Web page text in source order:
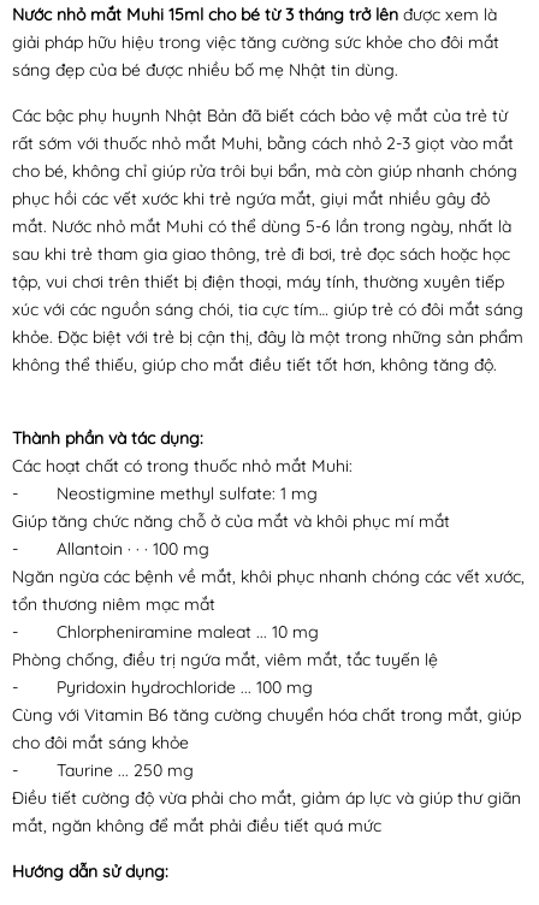
Nước nhỏ mắt Muhi 15ml cho bé từ 3 tháng trở lên được xem là
giải pháp hữu hiệu trong việc tăng cường sức khỏe cho đôi mắt
sáng đẹp của bé được nhiều bố mẹ Nhật tin dùng.
Các bậc phụ huynh Nhật Bản đã biết cách bảo vệ mắt của trẻ từ
rất sớm với thuốc nhỏ mắt Muhi, bằng cách nhỏ 2-3 giọt vào mắt
cho bé, không chỉ giúp rửa trôi bụi bẩn, mà còn giúp nhanh chóng
phục hồi các vết xước khi trẻ ngứa mắt, giụi mắt nhiều gây đỏ
mắt. Nước nhỏ mắt Muhi có thể dùng 5-6 lần trong ngày, nhất là
sau khi trẻ tham gia giao thông, trẻ đi bơi, trẻ đọc sách hoặc học
tập, vui chơi trên thiết bị điện thoại, máy tính, thường xuyên tiếp
xúc với các nguồn sáng chói, tia cực tím… giúp trẻ có đôi mắt sáng
khỏe. Đặc biệt với trẻ bị cận thị, đây là một trong những sản phẩm
không thể thiếu, giúp cho mắt điều tiết tốt hơn, không tăng độ.
Thành phần và tác dụng:
Các hoạt chất có trong thuốc nhỏ mắt Muhi:
- Neostigmine methyl sulfate: 1 mg
Giúp tăng chức năng chỗ ở của mắt và khôi phục mí mắt
- Allantoin · · · 100 mg
Ngăn ngừa các bệnh về mắt, khôi phục nhanh chóng các vết xước,
tổn thương niêm mạc mắt
- Chlorpheniramine maleat ... 10 mg
Phòng chống, điều trị ngứa mắt, viêm mắt, tắc tuyến lệ
- Pyridoxin hydrochloride ... 100 mg
Cùng với Vitamin B6 tăng cường chuyển hóa chất trong mắt, giúp
cho đôi mắt sáng khỏe
- Taurine ... 250 mg
Điều tiết cường độ vừa phải cho mắt, giảm áp lực và giúp thư giãn
mắt, ngăn không để mắt phải điều tiết quá mức
Hướng dẫn sử dụng: